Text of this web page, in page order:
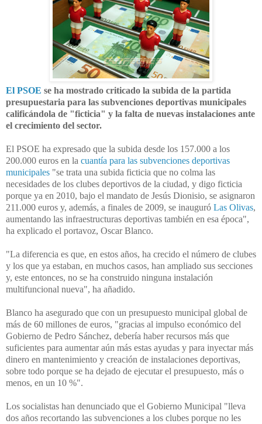
El PSOE se ha mostrado criticado la subida de la partida
presupuestaria para las subvenciones deportivas municipales
calificándola de "ficticia" y la falta de nuevas instalaciones ante
el crecimiento del sector.
El PSOE ha expresado que la subida desde los 157.000 a los
200.000 euros en la cuantía para las subvenciones deportivas
municipales "se trata una subida ficticia que no colma las
necesidades de los clubes deportivos de la ciudad, y digo ficticia
porque ya en 2010, bajo el mandato de Jesús Dionisio, se asignaron
211.000 euros y, además, a finales de 2009, se inauguró Las Olivas,
aumentando las infraestructuras deportivas también en esa época",
ha explicado el portavoz, Oscar Blanco.
"La diferencia es que, en estos años, ha crecido el número de clubes
y los que ya estaban, en muchos casos, han ampliado sus secciones
y, este entonces, no se ha construido ninguna instalación
multifuncional nueva", ha añadido.
Blanco ha asegurado que con un presupuesto municipal global de
más de 60 millones de euros, "gracias al impulso económico del
Gobierno de Pedro Sánchez, debería haber recursos más que
suficientes para aumentar aún más estas ayudas y para inyectar más
dinero en mantenimiento y creación de instalaciones deportivas,
sobre todo porque se ha dejado de ejecutar el presupuesto, más o
menos, en un 10 %".
Los socialistas han denunciado que el Gobierno Municipal "lleva
dos años recortando las subvenciones a los clubes porque no les